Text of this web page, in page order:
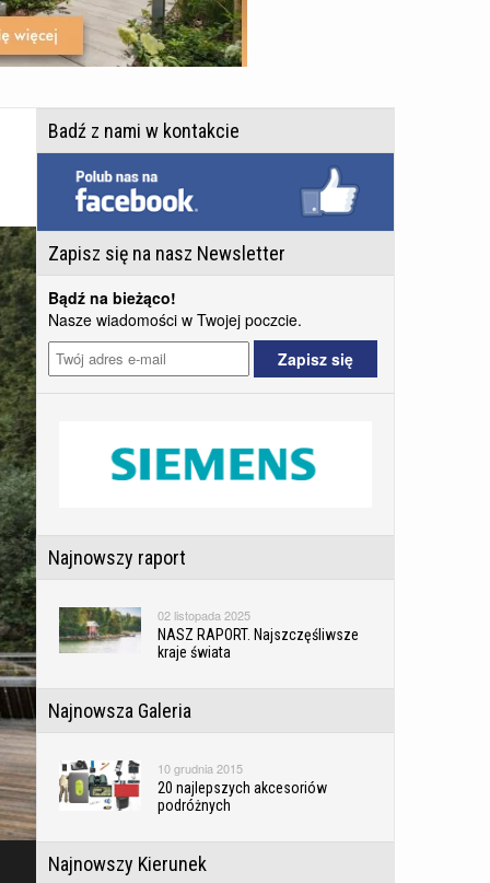
Badź z nami w kontakcie
Zapisz się na nasz Newsletter
Bądź na bieżąco!
Nasze wiadomości w Twojej poczcie.
Najnowszy raport
02 listopada 2025
NASZ RAPORT. Najszczęśliwsze
kraje świata
Najnowsza Galeria
10 grudnia 2015
20 najlepszych akcesoriów
podróżnych
Najnowszy Kierunek